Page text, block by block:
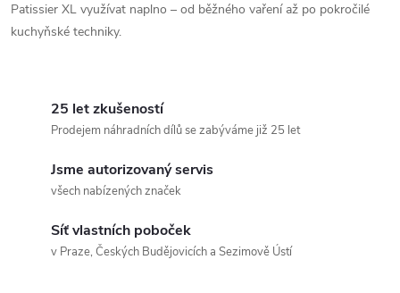
Patissier XL využívat naplno – od běžného vaření až po pokročilé
kuchyňské techniky.
25 let zkušeností
Prodejem náhradních dílů se zabýváme již 25 let
Jsme autorizovaný servis
všech nabízených značek
Síť vlastních poboček
v Praze, Českých Budějovicích a Sezimově Ústí